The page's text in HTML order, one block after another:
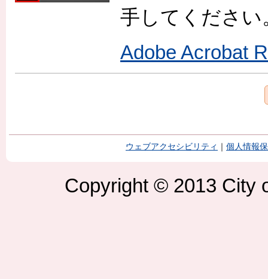
手してください
Adobe Acrobat
ウェブアクセシビリティ 個人情報
Copyright © 2013 City